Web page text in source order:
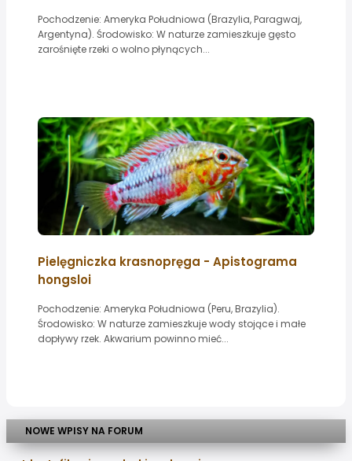
Pochodzenie: Ameryka Południowa (Brazylia, Paragwaj,
Argentyna). Środowisko: W naturze zamieszkuje gęsto
zarośnięte rzeki o wolno płynących...
Pielęgniczka krasnopręga - Apistograma
hongsloi
Pochodzenie: Ameryka Południowa (Peru, Brazylia).
Środowisko: W naturze zamieszkuje wody stojące i małe
dopływy rzek. Akwarium powinno mieć...
NOWE WPISY NA FORUM